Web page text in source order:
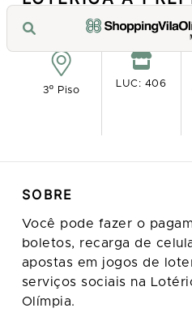
Ver no
3º Piso
LUC: 406
SOBRE
Você pode fazer o
boletos, recarga de
apostas em jogos de
serviços sociais na
Olímpia.